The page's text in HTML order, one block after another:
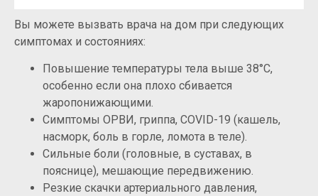
Вы можете вызвать врача на дом при следующих
симптомах и состояниях:
Повышение температуры тела выше 38°C,
особенно если она плохо сбивается
жаропонижающими.
Симптомы ОРВИ, гриппа, COVID-19 (кашель,
насморк, боль в горле, ломота в теле).
Сильные боли (головные, в суставах, в
пояснице), мешающие передвижению.
Резкие скачки артериального давления,